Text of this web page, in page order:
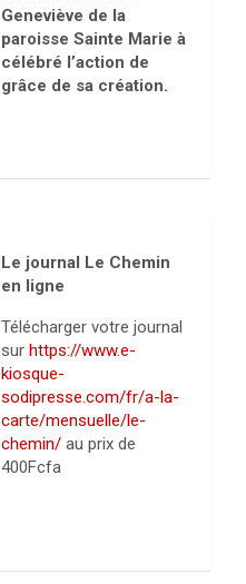
Geneviève de la
paroisse Sainte Marie à
célébré l’action de
grâce de sa création.
Le journal Le Chemin
en ligne
Télécharger votre journal
sur https://www.e-
kiosque-
sodipresse.com/fr/a-la-
carte/mensuelle/le-
chemin/au prix de
400Fcfa